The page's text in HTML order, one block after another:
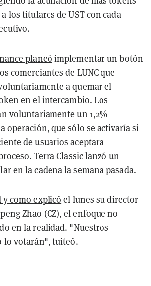
los titulares de UST con cada
planeó implementar un botón
comerciantes de LUNC que
a quemar el
en el intercambio. Los
voluntariamente un 1,2%
operación, que sólo se activaría si
de usuarios aceptara
Terra Classic lanzó un
en la cadena la semana pasada.
y como explicó el lunes su director
Zhao (CZ), el enfoque no
en la realidad. "Nuestros
lo votarán", tuiteó.